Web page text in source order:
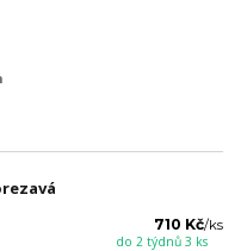
710 Kč/ks
do 2 týdnů 3 ks